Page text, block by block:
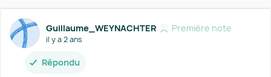
Forum Discussion
Guillaume_WEYNACHTER Première note
il y a 2 ans
Répondu